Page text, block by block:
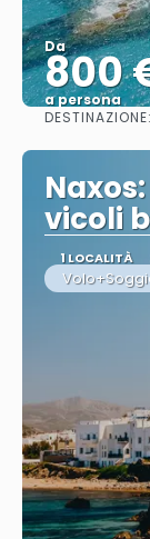
Da
800
a persona
DESTINAZIONE:
vicoli
1 LOCALITÀ